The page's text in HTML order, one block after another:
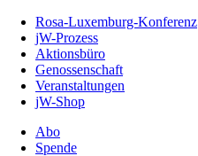
Inhalt
Seite
Rosa-Luxemburg-Konferenz
jW-Prozess
Aktionsbüro
Genossenschaft
Veranstaltungen
jW-Shop
Abo
Spende